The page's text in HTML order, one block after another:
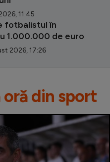
11:45
fotbalistul în
1.000.000 de euro
2026, 17:26
din sport